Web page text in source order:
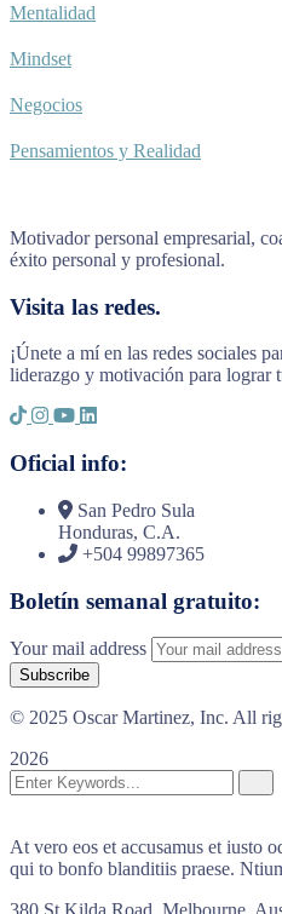
Mentalidad
Mindset
Negocios
Pensamientos y Realidad
Motivador personal empresarial,
éxito personal y profesional.
Visita las redes.
¡Únete a mí en las redes sociales
liderazgo y motivación para lograr
Oficial info:
San Pedro Sula
Honduras, C.A.
+504 99897365
Boletín semanal gratuito:
Your mail address
© 2025 Oscar Martinez, Inc. All
2026
At vero eos et accusamus et iusto
qui to bonfo blanditiis praese.